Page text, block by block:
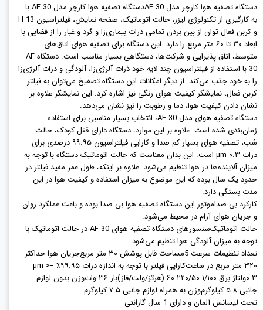
دستگاه تصفیه هوا کارچر مدل AF 30
دستگاه تصفیه هوا کارچر مدل AF 30 با
به کارگیری از تکنولوژی لیزر، حالت اتوماتیک، صفحه نمایش، فیلتراسیون H 13
و کربن فعال توان از بین بردن تمامی ذرات بیماری‌زا و گرد و غبار را از فضایی با
ابعاد ۳۰ تا ۶۰ متر مربع را دارد. این دستگاه برای تصفیه هوای اتاق‌های
متوسط، اتاق پذیرایی و شرکت‌ها، دستگاهی بسیار مناسب است. دستگاه AF
30 با استفاده از فیلتراسیون چند لایه خود ذرات آلرژی‌زا، آلودگی و ذرات آلرژی‌زا
را به خود جذب می‌کند. از دیگر امکانات این دستگاه تصفیخ می‌توان به فیلتر
کربن فعال، نمایشگر کیفیت هوای رنگی نیز اشاره کرد. این نمایشگر علاوه بر
نشان دادن کیفیت هوا، دما و رطوبت را نیز نشان می‌دهد.
دستگاه تصفیه هوای مدل AF 30، انتخاب بسیار مناسبی برای استفاده
زمان‌بندی شده است. علاوه بر این موارد، دستگاه دارای قفل کودک، حالت
شب، تصفیه هوای بسیار کم صدا و کارایی فیلتراسیون ۹۹.۹۵ درصدی برای
ذرات ۰.۳ µm است. این بدان معناست که حالت اتوماتیک دستگاه با توجه به
میزان آلاینده‌ها در هوا تنظیم می‌شود. علاوه بر اینکه، طول عمر مفید فیلتر در
حدود یک سال بوده که این موضوع به میزان استفاده و کیفیت هوا در این
مدت بستگی دارد.
کارکرد بی صداموتور این دستگاه تصفیه هوا بی صدا بوده و باعث عملکرد روان
و جریان هوای آرام در محیط می‌شود.
حالت اتوماتیک
سنسورهای دستگاه تصفیه هوای AF 30 در حالت اتوماتیک با
توجه به میزان آلودگی هوا تنظیم می‌شود.
تعداد تنظیمات سرعت 5 مساحت قابل پوشش ۳۰ متر مربع
جریان هوا حداکثر
۳۲۰ متر مربع در ساعت
کارایی فیلتر با توجه به اندازه ذرات ۹۹.۹۵٪ =< µm
۰.۳ولتاژ برق ۱/۱۰۰-۲۲۰/۵۰-۶۰ (هرتز/ولت/فاز) بار ۳۶ وات
وزن بدون لوازم
جانبی ۵.۸ کیلوگرم
وزن به همراه لوازم جانبی ۷.۵ کیلوگرم
تحت لیسانس آلمانو دارای 1 سال گارانتی